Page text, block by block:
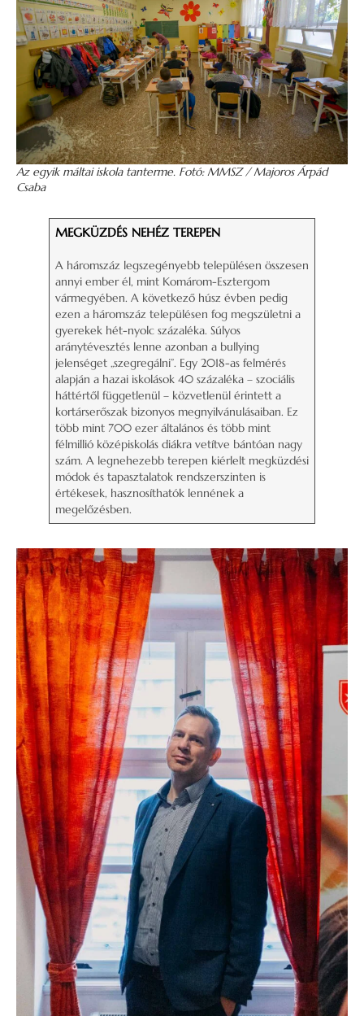
Az egyik máltai iskola tanterme. Fotó: MMSZ / Majoros Árpád
Csaba
MEGKÜZDÉS NEHÉZ TEREPEN
A háromszáz legszegényebb településen összesen
annyi ember él, mint Komárom-Esztergom
vármegyében. A következő húsz évben pedig
ezen a háromszáz településen fog megszületni a
gyerekek hét-nyolc százaléka. Súlyos
aránytévesztés lenne azonban a bullying
jelenséget „szegregálni”. Egy 2018-as felmérés
alapján a hazai iskolások 40 százaléka – szociális
háttértől függetlenül – közvetlenül érintett a
kortárserőszak bizonyos megnyilvánulásaiban. Ez
több mint 700 ezer általános és több mint
félmillió középiskolás diákra vetítve bántóan nagy
szám. A legnehezebb terepen kiérlelt megküzdési
módok és tapasztalatok rendszerszinten is
értékesek, hasznosíthatók lennének a
megelőzésben.